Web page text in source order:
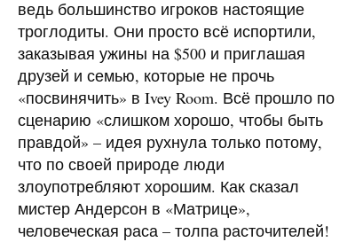
ведь большинство игроков настоящие
троглодиты. Они просто всё испортили,
заказывая ужины на $500 и приглашая
друзей и семью, которые не прочь
«посвинячить» в Ivey Room. Всё прошло по
сценарию «слишком хорошо, чтобы быть
правдой» – идея рухнула только потому,
что по своей природе люди
злоупотребляют хорошим. Как сказал
мистер Андерсон в «Матрице»,
человеческая раса – толпа расточителей!